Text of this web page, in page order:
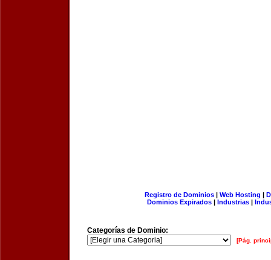
Registro de Dominios| Web Hosting |
Dominios Expirados | Industrias |
Categorías de Dominio:
[Pág.